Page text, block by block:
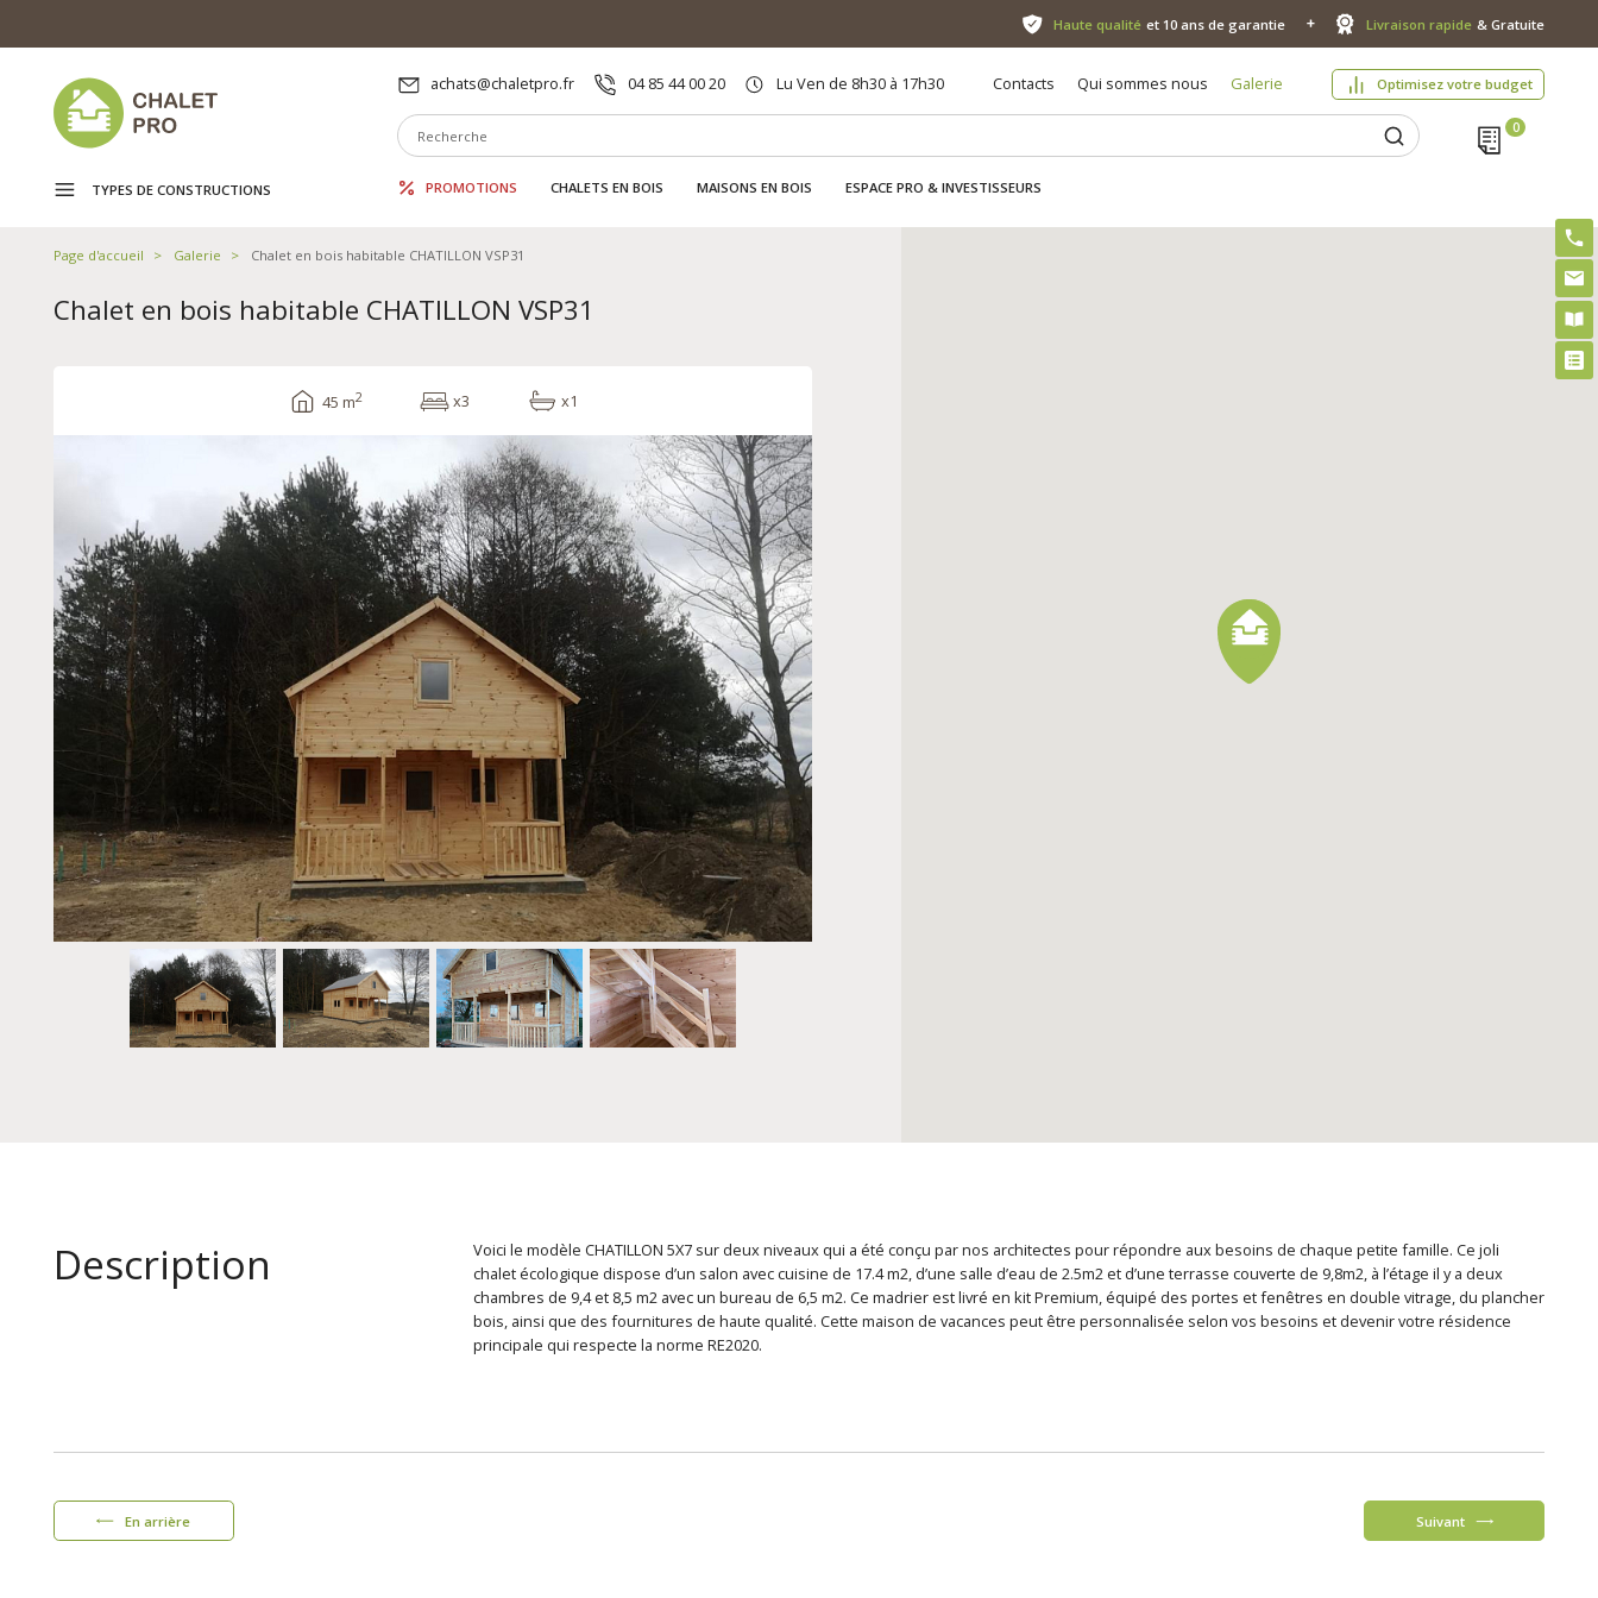
Haute qualité et 10 ans de garantie Livraison rapide & Gratuite
achats@chaletpro.fr 04 85 44 00 20 Lu Ven de 8h30 à 17h30 Contacts Qui sommes nous Galerie Optimisez votre budget
TYPES DE CONSTRUCTIONS PROMOTIONS CHALETS EN BOIS MAISONS EN BOIS ESPACE PRO & INVESTISSEURS
Page d'accueil Galerie Chalet en bois habitable CHATILLON VSP31
Chalet en bois habitable CHATILLON VSP31
45 m2 x3 x1
Description
Voici le modèle CHATILLON 5X7 sur deux niveaux qui a été conçu par nos architectes pour répondre aux besoins de chaque petite famille. Ce joli
chalet écologique dispose d’un salon avec cuisine de 17.4 m2, d’une salle d’eau de 2.5m2 et d’une terrasse couverte de 9,8m2, à l’étage il y a deux
chambres de 9,4 et 8,5 m2 avec un bureau de 6,5 m2. Ce madrier est livré en kit Premium, équipé des portes et fenêtres en double vitrage, du plancher
bois, ainsi que des fournitures de haute qualité. Cette maison de vacances peut être personnalisée selon vos besoins et devenir votre résidence
principale qui respecte la norme RE2020.
En arrière Suivant